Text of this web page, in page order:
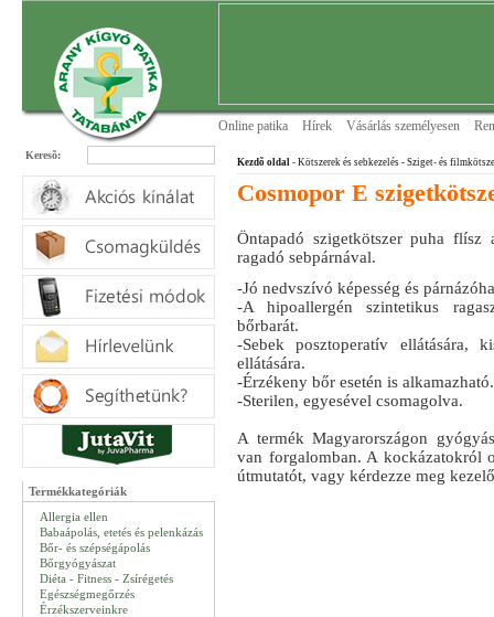
Online patika Hírek Vásárlás személyesen
Keresõ:
Termékkategóriák
Allergia ellen
Babaápolás, etetés és pelenkázás
Bőr- és szépségápolás
Bőrgyógyászat
Diéta - Fitness - Zsírégetés
Egészségmegőrzés
Érzékszerveinkre
Kezdõ oldal - Kötszerek és sebkezelés - Sziget- és
Cosmopor E
Öntapadó szigetkötszer puha flísz
ragadó sebpárnával.
-Jó nedvszívó képesség és
-A hipoallergén szintetikus
bőrbarát.
-Sebek posztoperatív ellátására,
ellátására.
-Érzékeny bőr esetén is alkamazható.
-Sterilen, egyesével csomagolva.
A termék Magyarországon
van forgalomban. A kockázatokról
útmutatót, vagy kérdezze meg